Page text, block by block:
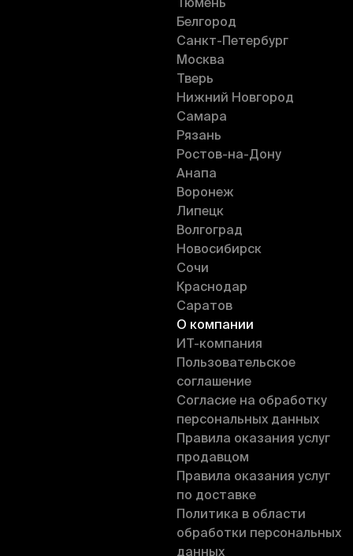
Тюмень
Белгород
Санкт-Петербург
Москва
Тверь
Нижний Новгород
Самара
Рязань
Ростов-на-Дону
Анапа
Воронеж
Липецк
Волгоград
Новосибирск
Сочи
Краснодар
Саратов
О компании
ИT-компания
Пользовательское
соглашение
Согласие на обработку
персональных данных
Правила оказания услуг
продавцом
Правила оказания услуг
по доставке
Политика в области
обработки персональных
данных